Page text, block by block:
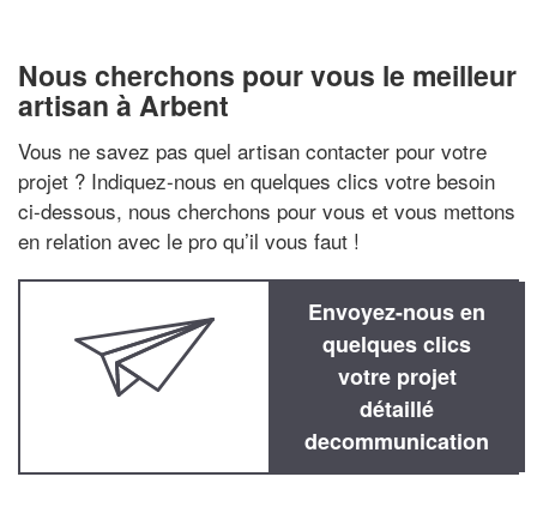
Nous cherchons pour vous le meilleur
artisan à Arbent
Vous ne savez pas quel artisan contacter pour votre
projet ? Indiquez-nous en quelques clics votre besoin
ci-dessous, nous cherchons pour vous et vous mettons
en relation avec le pro qu’il vous faut !
Envoyez-nous en
quelques clics
votre projet
détaillé
decommunication